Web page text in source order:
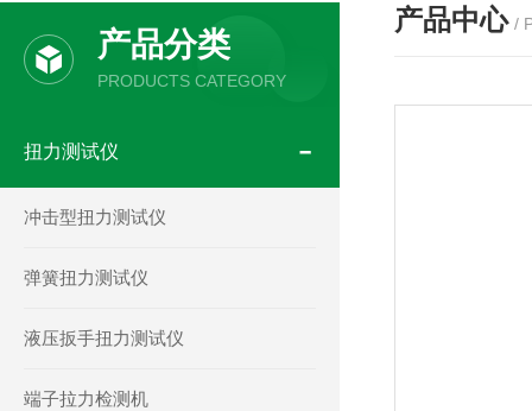
产品分类
PRODUCTS CATEGORY
扭力测试仪
冲击型扭力测试仪
弹簧扭力测试仪
液压扳手扭力测试仪
端子拉力检测机
产品中心 /